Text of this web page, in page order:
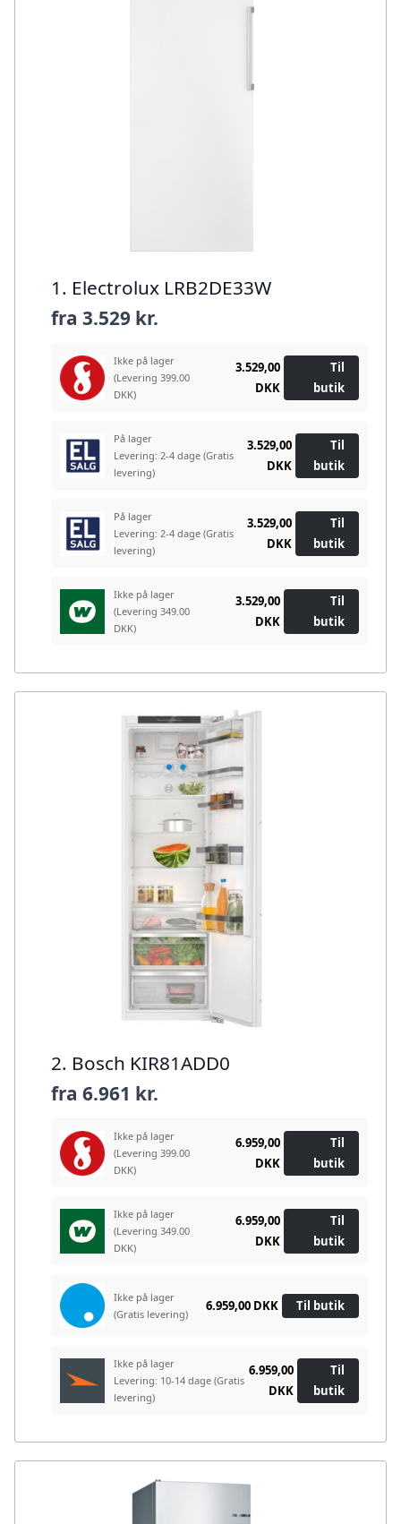
1. Electrolux LRB2DE33W
fra 3.529 kr.
Ikke på lager
(Levering 399.00
DKK)
3.529,00
DKK
Til
butik
På lager
Levering: 2-4 dage (Gratis
levering)
3.529,00
DKK
Til
butik
På lager
Levering: 2-4 dage (Gratis
levering)
3.529,00
DKK
Til
butik
Ikke på lager
(Levering 349.00
DKK)
3.529,00
DKK
Til
butik
2. Bosch KIR81ADD0
fra 6.961 kr.
Ikke på lager
(Levering 399.00
DKK)
6.959,00
DKK
Til
butik
Ikke på lager
(Levering 349.00
DKK)
6.959,00
DKK
Til
butik
Ikke på lager
(Gratis levering)
6.959,00 DKK Til butik
Ikke på lager
Levering: 10-14 dage (Gratis
levering)
6.959,00
DKK
Til
butik